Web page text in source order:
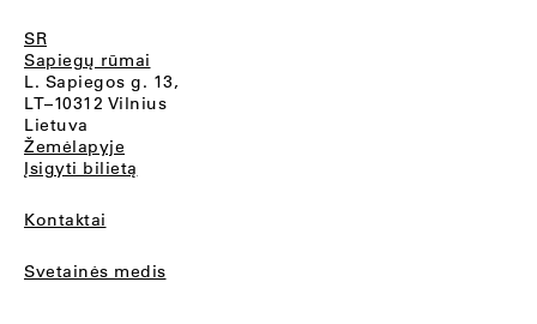
SR
Sapiegų rūmai
L. Sapiegos g. 13,
LT–10312 Vilnius
Lietuva
Žemėlapyje
Įsigyti bilietą
Kontaktai
Svetainės medis